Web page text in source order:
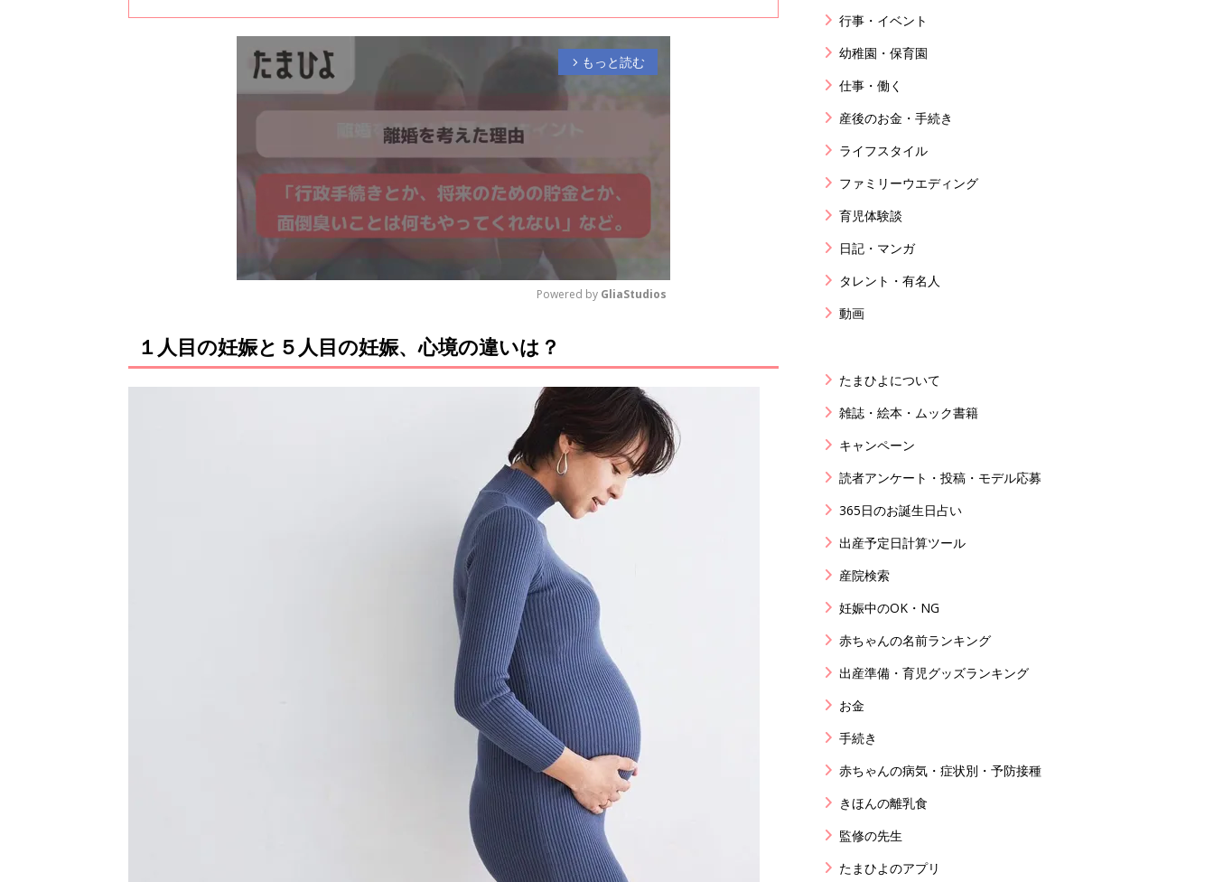
arrow_forward_ios もっと読む
u
t
e
Powered by GliaStudios
１人目の妊娠と５人目の妊娠、心境の違いは？
行事・イベント
幼稚園・保育園
仕事・働く
産後のお金・手続き
ライフスタイル
ファミリーウエディング
育児体験談
日記・マンガ
タレント・有名人
動画
たまひよについて
雑誌・絵本・ムック書籍
キャンペーン
読者アンケート・投稿・モデル応募
365日のお誕生日占い
出産予定日計算ツール
産院検索
妊娠中のOK・NG
赤ちゃんの名前ランキング
出産準備・育児グッズランキング
お金
手続き
赤ちゃんの病気・症状別・予防接種
きほんの離乳食
監修の先生
たまひよのアプリ